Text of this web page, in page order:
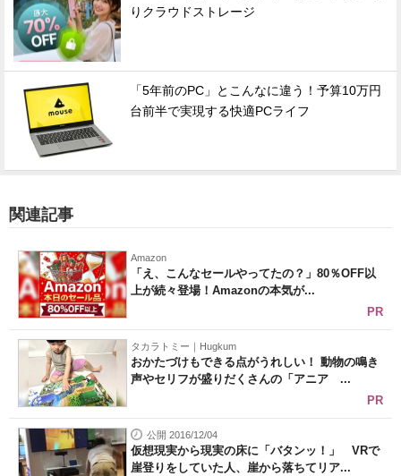
りクラウドストレージ
「5年前のPC」とこんなに違う！予算10万円
台前半で実現する快適PCライフ
関連記事
Amazon
「え、こんなセールやってたの？」80％OFF以
上が続々登場！Amazonの本気が...
PR
タカラトミー｜Hugkum
おかたづけもできる点がうれしい！ 動物の鳴き
声やセリフが盛りだくさんの「アニア ...
PR
公開 2016/12/04
仮想現実から現実の床に「バタンッ！」 VRで
崖登りをしていた人、崖から落ちてリア...